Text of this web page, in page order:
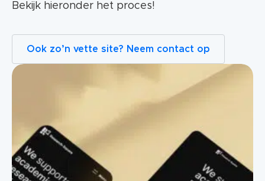
Bekijk hieronder het proces!
Ook zo’n vette site? Neem contact op